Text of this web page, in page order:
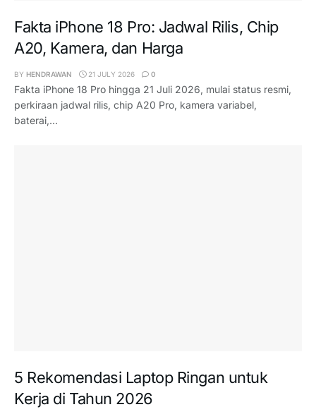
Fakta iPhone 18 Pro: Jadwal Rilis, Chip
A20, Kamera, dan Harga
BY HENDRAWAN 21 JULY 2026 0
Fakta iPhone 18 Pro hingga 21 Juli 2026, mulai status resmi,
perkiraan jadwal rilis, chip A20 Pro, kamera variabel,
baterai,...
5 Rekomendasi Laptop Ringan untuk
Kerja di Tahun 2026